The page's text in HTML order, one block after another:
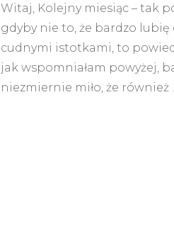
Witaj, Kolejny miesiąc – tak
gdyby nie to, że bardzo lubię
cudnymi istotkami, to
jak wspomniałam powyżej,
niezmiernie miło, że również …